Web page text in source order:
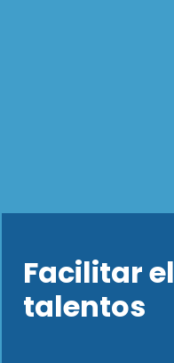
Facilitar
talentos